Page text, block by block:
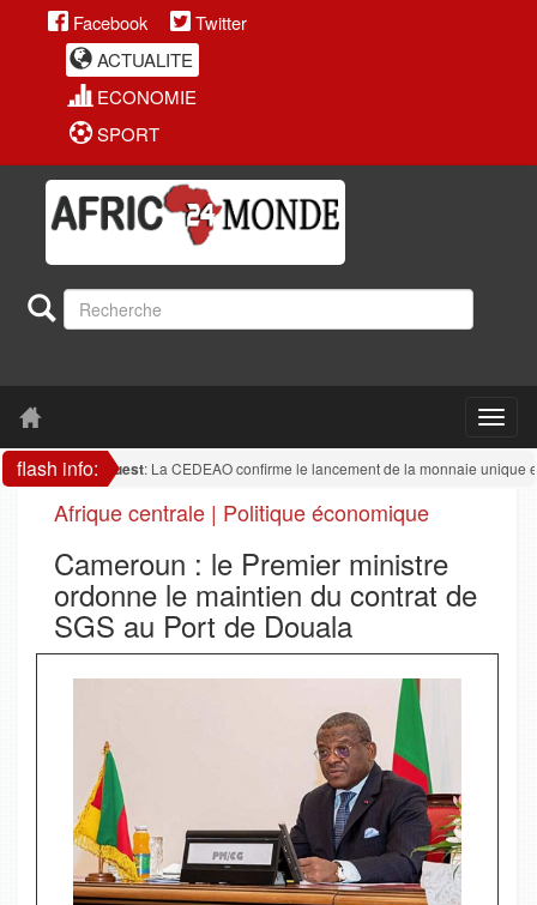
Facebook
Twitter
ACTUALITE
ECONOMIE
SPORT
flash info:
de l'ouest : La CEDEAO confirme le lancement de la monnaie unique en 2027
Afrique centrale | Politique économique
Cameroun : le Premier ministre
ordonne le maintien du contrat de
SGS au Port de Douala